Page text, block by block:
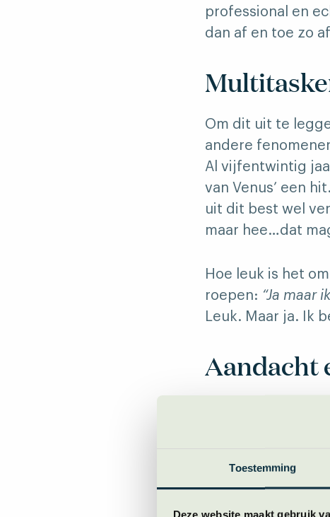
Toestemming
Deze website maakt gebruik
professional en
dan af en toe zo
Om dit uit te
andere
Al vijfentwintig
van Venus’ een
uit dit best wel
maar hee…dat
Hoe leuk is het
roepen: “Ja maar
Leuk. Maar ja. Ik
Aandacht
Niemand kan
onze aandacht,
en tegelijkertijd
iemand met fikse